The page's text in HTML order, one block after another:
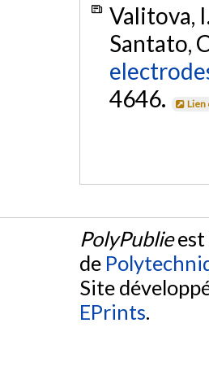
Valitova,
Santato,
4646.
Lien
PolyPublieest
de
Site
EPrints.